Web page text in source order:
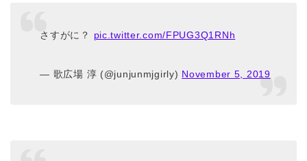
さすがに？ pic.twitter.com/FPUG3Q1RNh
— 歌広場 淳 (@junjunmjgirly) November 5, 2019